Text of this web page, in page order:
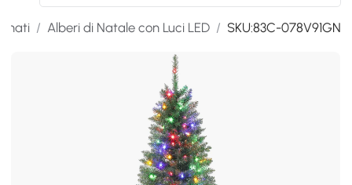
/ Alberi di Natale con Luci LED / SKU:83C-078V91GN